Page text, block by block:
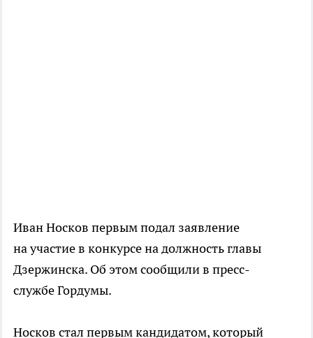
Иван Носков первым подал заявление
на участие в конкурсе на должность главы
Дзержинска. Об этом сообщили в пресс-
службе Гордумы.
Носков стал первым кандидатом, который